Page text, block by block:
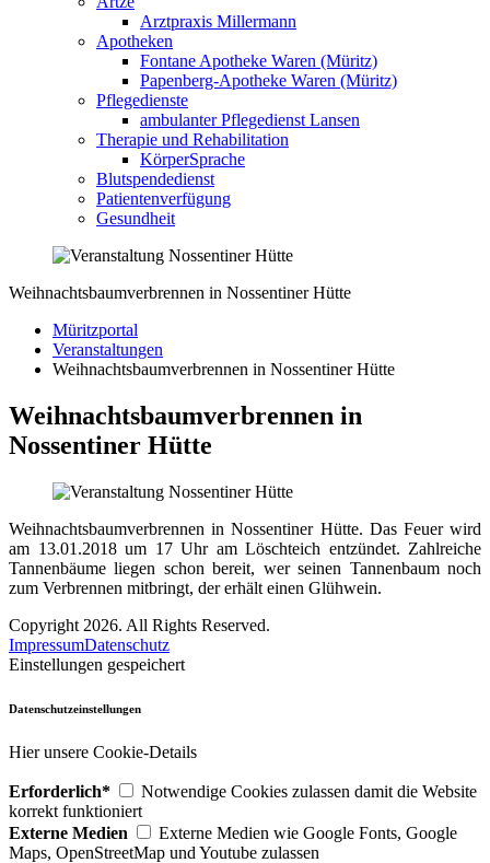
Arztpraxis Millermann
Apotheken
Fontane Apotheke Waren (Müritz)
Papenberg-Apotheke Waren (Müritz)
Pflegedienste
ambulanter Pflegedienst Lansen
Therapie und Rehabilitation
KörperSprache
Blutspendedienst
Patientenverfügung
Gesundheit
Weihnachtsbaumverbrennen in Nossentiner Hütte
Müritzportal
Veranstaltungen
Weihnachtsbaumverbrennen in Nossentiner Hütte
Weihnachtsbaumverbrennen in
Nossentiner Hütte
Weihnachtsbaumverbrennen in Nossentiner Hütte. Das Feuer wird
am 13.01.2018 um 17 Uhr am Löschteich entzündet. Zahlreiche
Tannenbäume liegen schon bereit, wer seinen Tannenbaum noch
zum Verbrennen mitbringt, der erhält einen Glühwein.
Copyright 2026. All Rights Reserved.
ImpressumDatenschutz
Einstellungen gespeichert
Datenschutzeinstellungen
Hier unsere Cookie-Details
Erforderlich*
Notwendige Cookies zulassen damit die Website
korrekt funktioniert
Externe Medien
Externe Medien wie Google Fonts, Google
Maps, OpenStreetMap und Youtube zulassen